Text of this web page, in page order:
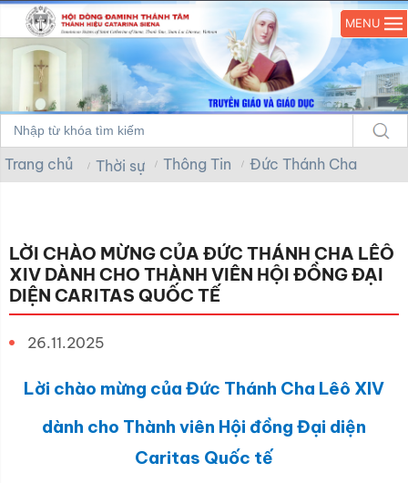
MENU
Trang chủ Thời sự Thông Tin Đức Thánh Cha
LỜI CHÀO MỪNG CỦA ĐỨC THÁNH CHA LÊÔ
XIV DÀNH CHO THÀNH VIÊN HỘI ĐỒNG ĐẠI
DIỆN CARITAS QUỐC TẾ
26.11.2025
Lời chào mừng của Đức Thánh Cha Lêô XIV
dành cho Thành viên Hội đồng Đại diện
Caritas Quốc tế